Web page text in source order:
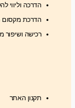
הדרכה וליווי
הדרכת מקסום
רכישה ושיפור
תקנון האתר